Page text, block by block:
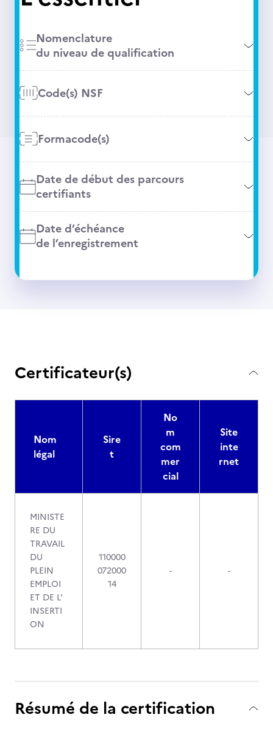
Nomenclature
du niveau de qualification
Code(s) NSF
Formacode(s)
Date de début des parcours
certifiants
Date d’échéance
de l’enregistrement
Certificateur(s)
Nom
légal
Sire
t
No
m
com
mer
cial
Site
inte
rnet
MINISTE
RE DU
TRAVAIL
DU
PLEIN
EMPLOI
ET DE L'
INSERTI
ON
110000
072000
14
- -
Résumé de la certification